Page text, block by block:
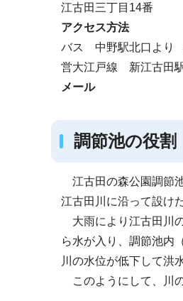
江古田三丁目14番
アクセス方法
バス 中野駅北口より
営大江戸線 新江古田
メール
調節池の役割
江古田の森公園調節
江古田川に沿って設け
大雨により江古田川
ら水が入り、調節池内
川の水位が低下して洪
このようにして、川
ビ
ー
ョ
こ
こ